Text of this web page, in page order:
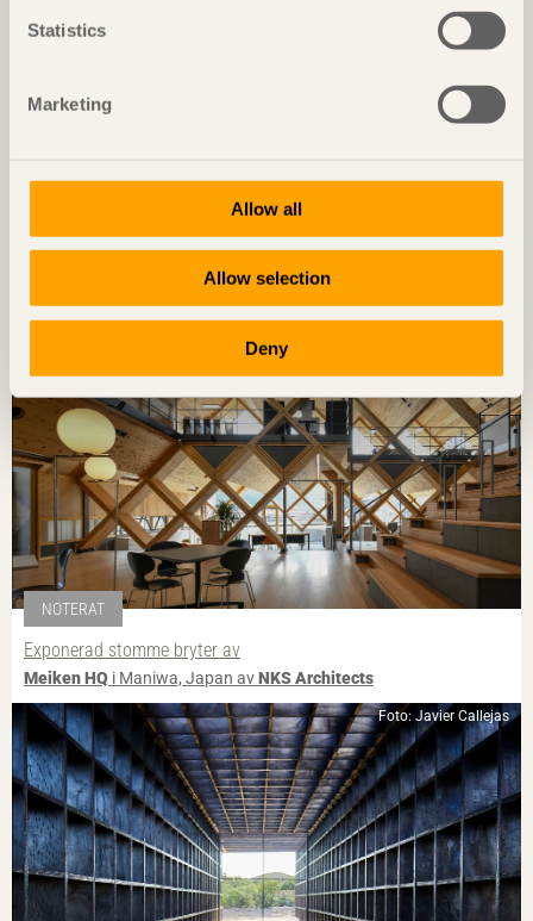
Statistics
Marketing
Allow all
Allow selection
Deny
133 lägenheter med gedigen koppling till hållbarhet
NOTERAT
Exponerad stomme bryter av
Meiken HQ i Maniwa, Japan avNKS Architects
Foto: Javier Callejas